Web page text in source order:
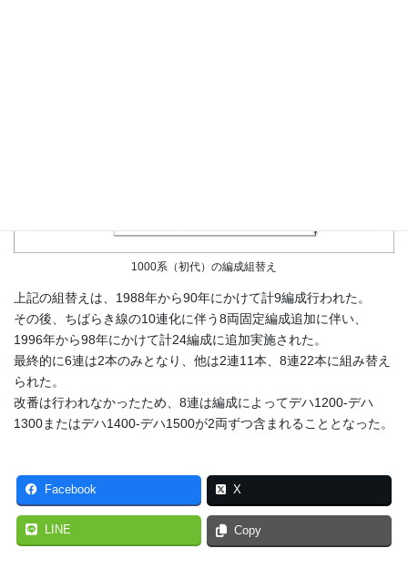
1000系（初代）の編成組替え
上記の組替えは、1988年から90年にかけて計9編成行われた。
その後、ちばらき線の10連化に伴う8両固定編成追加に伴い、
1996年から98年にかけて計24編成に追加実施された。
最終的に6連は2本のみとなり、他は2連11本、8連22本に組み替え
られた。
改番は行われなかったため、8連は編成によってデハ1200-デハ
1300またはデハ1400-デハ1500が2両ずつ含まれることとなった。
Facebook X
LINE Copy